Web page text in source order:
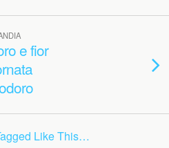
e fior
Like This…